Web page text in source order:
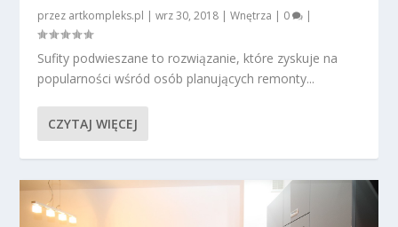
przez artkompleks.pl |wrz 30, 2018 |Wnętrza | 0 |
Sufity podwieszane to rozwiązanie, które zyskuje na
popularności wśród osób planujących remonty...
CZYTAJ WIĘCEJ